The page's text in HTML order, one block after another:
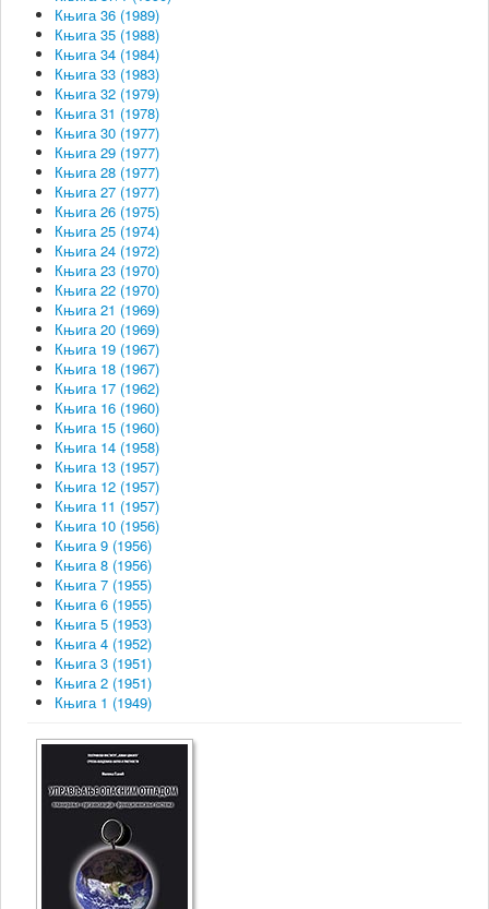
Књига 36 (1989)
Књига 35 (1988)
Књига 34 (1984)
Књига 33 (1983)
Књига 32 (1979)
Књига 31 (1978)
Књига 30 (1977)
Књига 29 (1977)
Књига 28 (1977)
Књига 27 (1977)
Књига 26 (1975)
Књига 25 (1974)
Књига 24 (1972)
Књига 23 (1970)
Књига 22 (1970)
Књига 21 (1969)
Књига 20 (1969)
Књига 19 (1967)
Књига 18 (1967)
Књига 17 (1962)
Књига 16 (1960)
Књига 15 (1960)
Књига 14 (1958)
Књига 13 (1957)
Књига 12 (1957)
Књига 11 (1957)
Књига 10 (1956)
Књига 9 (1956)
Књига 8 (1956)
Књига 7 (1955)
Књига 6 (1955)
Књига 5 (1953)
Књига 4 (1952)
Књига 3 (1951)
Књига 2 (1951)
Књига 1 (1949)